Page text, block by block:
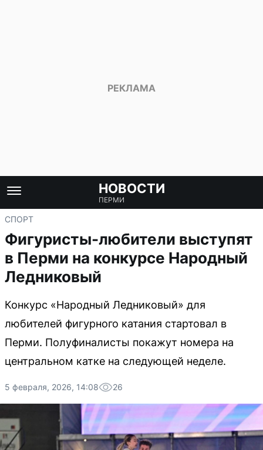
НОВОСТИ
ПЕРМИ
СПОРТ
Фигуристы-любители выступят
в Перми на конкурсе Народный
Ледниковый
Конкурс «Народный Ледниковый» для
любителей фигурного катания стартовал в
Перми. Полуфиналисты покажут номера на
центральном катке на следующей неделе.
5 февраля, 2026, 14:08 26